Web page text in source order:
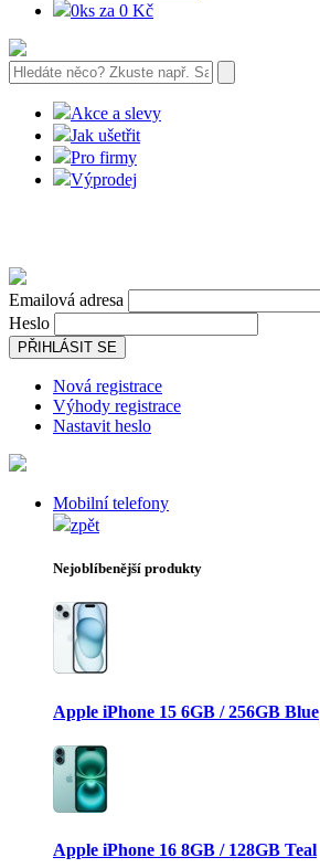
0ks za 0 Kč
Akce a slevy
Jak ušetřit
Pro firmy
Výprodej
Emailová adresa
Heslo
PŘIHLÁSIT SE
Nová registrace
Výhody registrace
Nastavit heslo
Mobilní telefony
zpět
Nejoblíbenější produkty
Apple iPhone 15 6GB / 256GB Blue
Apple iPhone 16 8GB / 128GB Teal